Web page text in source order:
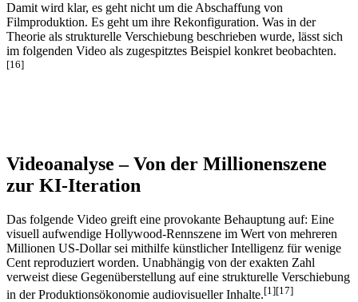
Damit wird klar, es geht nicht um die Abschaffung von
Filmproduktion. Es geht um ihre Rekonfiguration. Was in der
Theorie als strukturelle Verschiebung beschrieben wurde, lässt sich
im folgenden Video als zugespitztes Beispiel konkret beobachten.
[16]
Videoanalyse – Von der Millionenszene
zur KI-Iteration
Das folgende Video greift eine provokante Behauptung auf: Eine
visuell aufwendige Hollywood-Rennszene im Wert von mehreren
Millionen US-Dollar sei mithilfe künstlicher Intelligenz für wenige
Cent reproduziert worden. Unabhängig von der exakten Zahl
verweist diese Gegenüberstellung auf eine strukturelle Verschiebung
in der Produktionsökonomie audiovisueller Inhalte.[1][17]